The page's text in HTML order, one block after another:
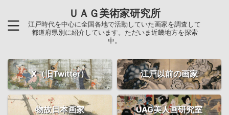
ＵＡＧ美術家研究所
江戸時代を中心に全国各地で活動していた画家を調査して
都道府県別に紹介しています。ただいま近畿地方を探索
中。
X（旧Twitter） 江戸以前の画家
物故日本画家 UAG美人画研究室